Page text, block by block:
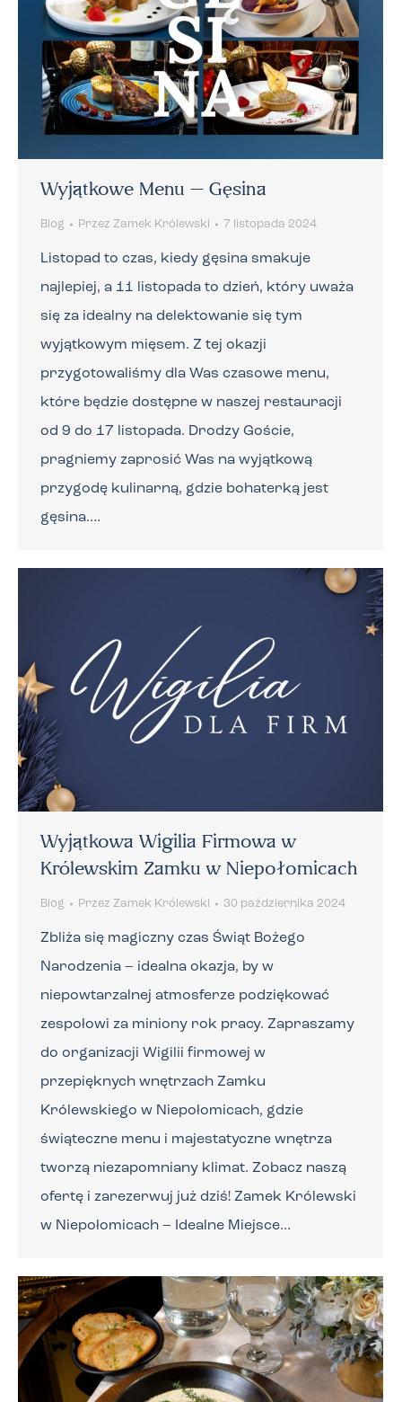
Wyjątkowe Menu – Gęsina
Blog Przez Zamek Królewski 7 listopada 2024
Listopad to czas, kiedy gęsina smakuje
najlepiej, a 11 listopada to dzień, który uważa
się za idealny na delektowanie się tym
wyjątkowym mięsem. Z tej okazji
przygotowaliśmy dla Was czasowe menu,
które będzie dostępne w naszej restauracji
od 9 do 17 listopada. Drodzy Goście,
pragniemy zaprosić Was na wyjątkową
przygodę kulinarną, gdzie bohaterką jest
gęsina.…
Wyjątkowa Wigilia Firmowa w
Królewskim Zamku w Niepołomicach
Blog Przez Zamek Królewski 30 października 2024
Zbliża się magiczny czas Świąt Bożego
Narodzenia – idealna okazja, by w
niepowtarzalnej atmosferze podziękować
zespołowi za miniony rok pracy. Zapraszamy
do organizacji Wigilii firmowej w
przepięknych wnętrzach Zamku
Królewskiego w Niepołomicach, gdzie
świąteczne menu i majestatyczne wnętrza
tworzą niezapomniany klimat. Zobacz naszą
ofertę i zarezerwuj już dziś! Zamek Królewski
w Niepołomicach – Idealne Miejsce…